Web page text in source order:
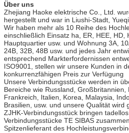
Über uns
Zhejiang Haoke elektrische Co., Ltd.
hergestellt und war in Liushi-Stadt,
Wir haben mehr als 10 Reihe des
einschließlich Einsatz ha, ER, HEE, HD,
Hauptquartier usw. und Wohnung 3A,
24B, 32B, 48B usw. und jedes Jahr
entsprechend Markterfordernissen
ISO9001, stellen wir unsere Kunden in
konkurrenzfähigen Preis zur Verfügung
Unsere Verbindungsstücke werden in
Bereiche wie Russland, Großbritannien,
Frankreich, Italien, Korea, Malaysia,
Brasilien, usw. und unsere Qualität wird
ZJHK-Verbindungsstück bringen
Verbindungsstücke TE SIBAS
Spitzenlieferant des